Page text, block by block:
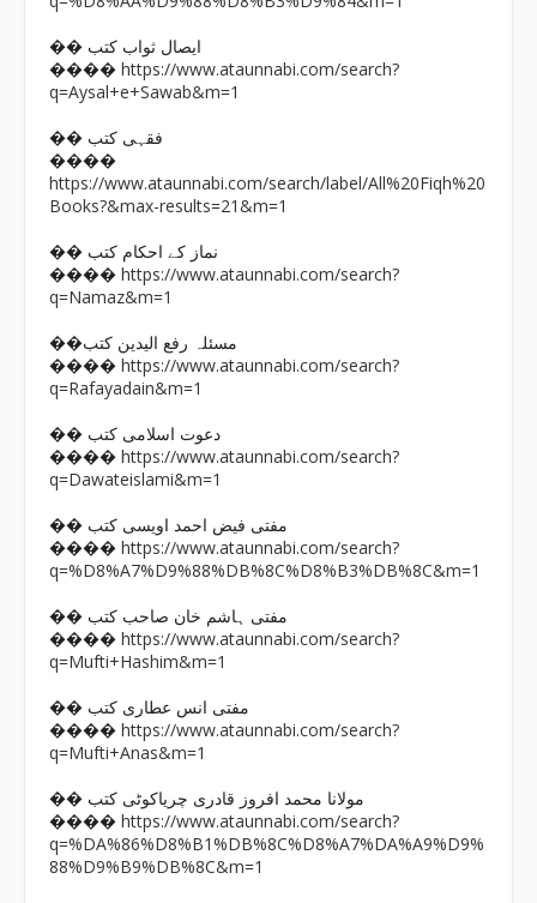
�� ایصال ثواب کتب
���� https://www.ataunnabi.com/search?
q=Aysal+e+Sawab&m=1
�� فقہی کتب
����
https://www.ataunnabi.com/search/label/All%20Fiqh%20
Books?&max-results=21&m=1
�� نماز کے احکام کتب
���� https://www.ataunnabi.com/search?
q=Namaz&m=1
��مسئلہ رفع الیدین کتب
���� https://www.ataunnabi.com/search?
q=Rafayadain&m=1
�� دعوت اسلامی کتب
���� https://www.ataunnabi.com/search?
q=Dawateislami&m=1
�� مفتی فیض احمد اویسی کتب
���� https://www.ataunnabi.com/search?
q=%D8%A7%D9%88%DB%8C%D8%B3%DB%8C&m=1
�� مفتی ہاشم خان صاحب کتب
���� https://www.ataunnabi.com/search?
q=Mufti+Hashim&m=1
�� مفتی انس عطاری کتب
���� https://www.ataunnabi.com/search?
q=Mufti+Anas&m=1
�� مولانا محمد افروز قادری چریاکوٹی کتب
���� https://www.ataunnabi.com/search?
q=%DA%86%D8%B1%DB%8C%D8%A7%DA%A9%D9%
88%D9%B9%DB%8C&m=1